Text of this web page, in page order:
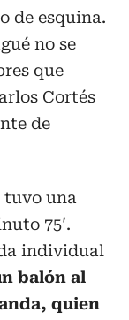
de esquina.
no se
que
Cortés
de
tuvo una
75′.
individual
balón al
quien